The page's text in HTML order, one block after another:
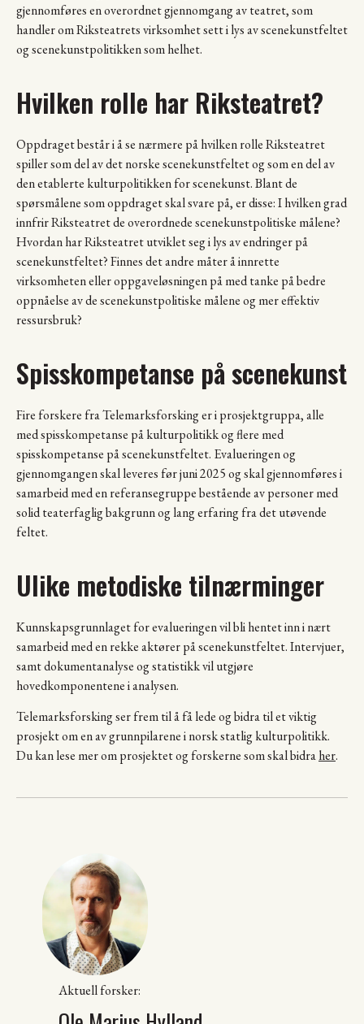
gjennomføres en overordnet gjennomgang av teatret, som
handler om Riksteatrets virksomhet sett i lys av scenekunstfeltet
og scenekunstpolitikken som helhet.
Hvilken rolle har Riksteatret?
Oppdraget består i å se nærmere på hvilken rolle Riksteatret
spiller som del av det norske scenekunstfeltet og som en del av
den etablerte kulturpolitikken for scenekunst. Blant de
spørsmålene som oppdraget skal svare på, er disse: I hvilken grad
innfrir Riksteatret de overordnede scenekunstpolitiske målene?
Hvordan har Riksteatret utviklet seg i lys av endringer på
scenekunstfeltet? Finnes det andre måter å innrette
virksomheten eller oppgaveløsningen på med tanke på bedre
oppnåelse av de scenekunstpolitiske målene og mer effektiv
ressursbruk?
Spisskompetanse på scenekunst
Fire forskere fra Telemarksforsking er i prosjektgruppa, alle
med spisskompetanse på kulturpolitikk og flere med
spisskompetanse på scenekunstfeltet. Evalueringen og
gjennomgangen skal leveres før juni 2025 og skal gjennomføres i
samarbeid med en referansegruppe bestående av personer med
solid teaterfaglig bakgrunn og lang erfaring fra det utøvende
feltet.
Ulike metodiske tilnærminger
Kunnskapsgrunnlaget for evalueringen vil bli hentet inn i nært
samarbeid med en rekke aktører på scenekunstfeltet. Intervjuer,
samt dokumentanalyse og statistikk vil utgjøre
hovedkomponentene i analysen.
Telemarksforsking ser frem til å få lede og bidra til et viktig
prosjekt om en av grunnpilarene i norsk statlig kulturpolitikk.
Du kan lese mer om prosjektet og forskerne som skal bidraher.
Aktuell forsker: